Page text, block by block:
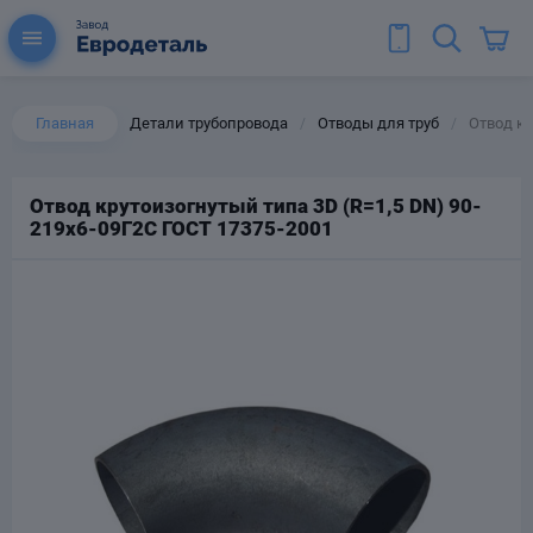
Главная Детали трубопровода Отводы для труб Отвод
Отвод крутоизогнутый типа 3D (R=1,5 DN) 90-
219х6-09Г2С ГОСТ 17375-2001
для труб